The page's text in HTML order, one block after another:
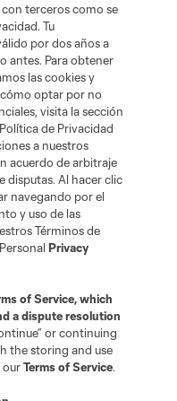
terceros como se
Tu
por dos años a
antes. Para obtener
las cookies y
optar por no
visita la sección
de Privacidad
a nuestros
acuerdo de arbitraje
disputas. Al hacer clic
navegando por el
y uso de las
Términos de
Privacy
of Service, which
a dispute resolution
or continuing
the storing and use
ourTerms of Service.